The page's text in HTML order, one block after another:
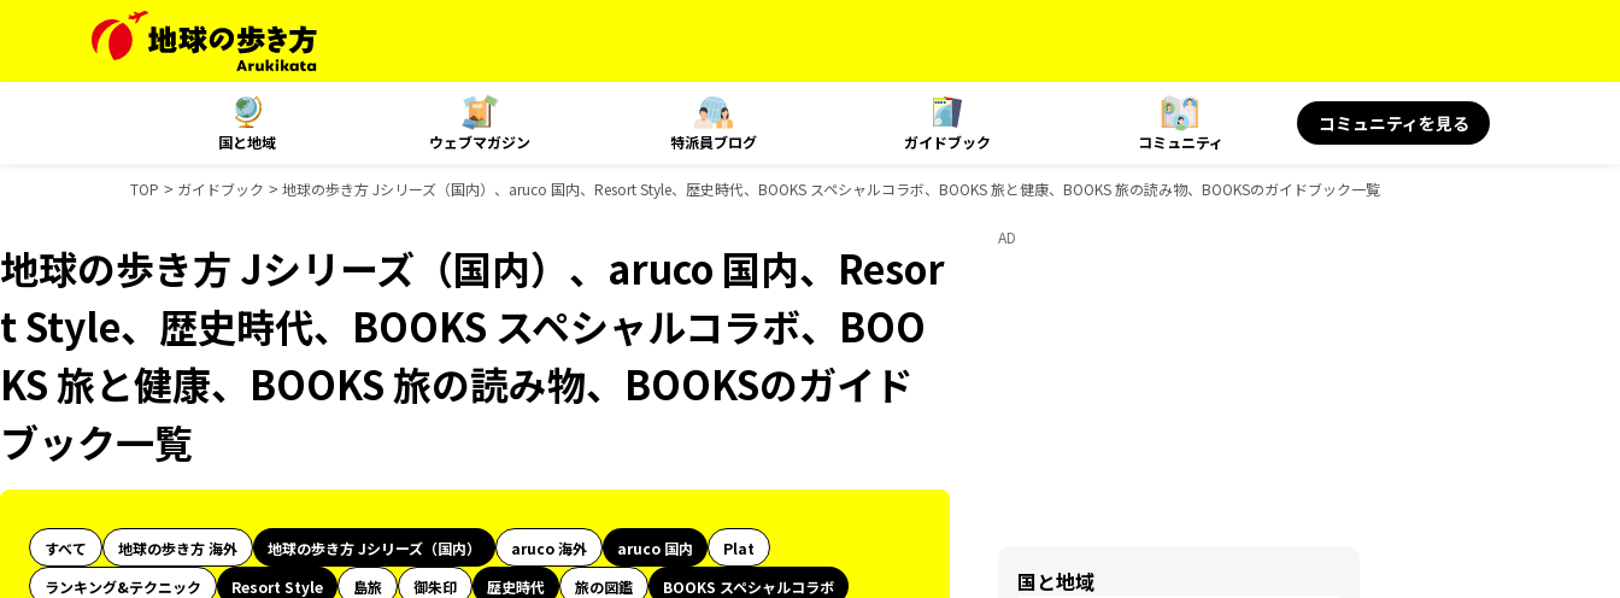
国と地域 ウェブマガジン 特派員ブログ ガイドブック コミュニティ
コミュニティを見る
TOP ガイドブック 地球の歩き方 Jシリーズ（国内）、aruco 国内、Resort Style、歴史時代、BOOKS スペシャルコラボ、BOOKS 旅と健康、BOOKS 旅の読み物、BOOKSのガイドブック一覧
地球の歩き方 Jシリーズ（国内）、aruco 国内、Resor
t Style、歴史時代、BOOKS スペシャルコラボ、BOO
KS 旅と健康、BOOKS 旅の読み物、BOOKSのガイド
ブック一覧
すべて 地球の歩き方 海外 地球の歩き方 Jシリーズ（国内） aruco 海外 aruco 国内
Plat
ランキング&テクニック
Resort Style 島旅 御朱印 歴史時代 旅の図鑑
BOOKS スペシャルコラボ
AD
国と地域